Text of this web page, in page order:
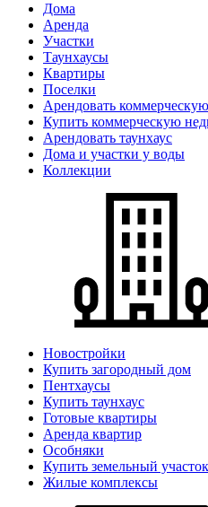
Дома
Аренда
Участки
Таунхаусы
Квартиры
Поселки
Арендовать
Купить коммерческую
Арендовать таунхаус
Дома и участки у воды
Коллекции
Новостройки
Купить загородный дом
Пентхаусы
Купить таунхаус
Готовые квартиры
Аренда квартир
Особняки
Купить земельный участок
Жилые комплексы